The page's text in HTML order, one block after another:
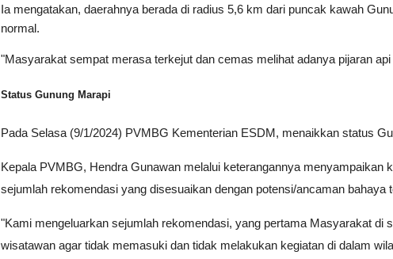
Ia mengatakan, daerahnya berada di radius 5,6 km dari puncak kawah
normal.
"Masyarakat sempat merasa terkejut dan cemas melihat adanya pijaran
Status Gunung Marapi
Pada Selasa (9/1/2024) PVMBG Kementerian ESDM, menaikkan status
Kepala PVMBG, Hendra Gunawan melalui keterangannya menyampaikan
sejumlah rekomendasi yang disesuaikan dengan potensi/ancaman bahaya
"Kami mengeluarkan sejumlah rekomendasi, yang pertama Masyarakat di
wisatawan agar tidak memasuki dan tidak melakukan kegiatan di dalam